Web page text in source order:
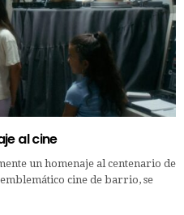
al cine
un homenaje al centenario de
cine de barrio, se